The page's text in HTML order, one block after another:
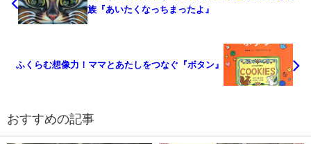
族『あいたくなっちまったよ』
ふくらむ想像力！ママとあたしをつなぐ『ボタン』
おすすめの記事